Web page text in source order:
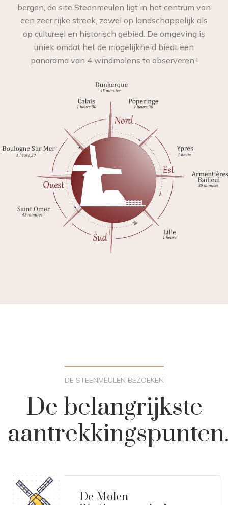
bergen, de site Steenmeulen ligt in het centrum van
een zeer rijke streek, zowel op landschappelijk als
op cultureel en historisch gebied. De omgeving is
uniek omdat het de mogelijkheid biedt een
panorama van 4 windmolens te observeren !
DE STEENMEULEN BEZOEKEN
De belangrijkste
De Molen